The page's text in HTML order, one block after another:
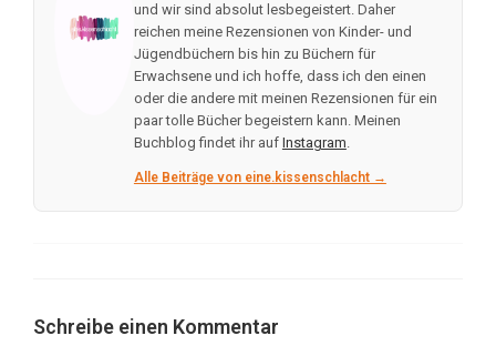
und wir sind absolut lesbegeistert. Daher
reichen meine Rezensionen von Kinder- und
Jügendbüchern bis hin zu Büchern für
Erwachsene und ich hoffe, dass ich den einen
oder die andere mit meinen Rezensionen für ein
paar tolle Bücher begeistern kann. Meinen
Buchblog findet ihr auf Instagram.
Alle Beiträge von eine.kissenschlacht →
Schreibe einen Kommentar